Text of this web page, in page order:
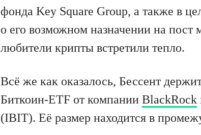
фонда Key Square Group, а также в
о его возможном назначении на
любители крипты встретили тепло.
Всё же как оказалось, Бессент
Биткоин-ETF от компании BlackRock
(IBIT). Её размер находится в